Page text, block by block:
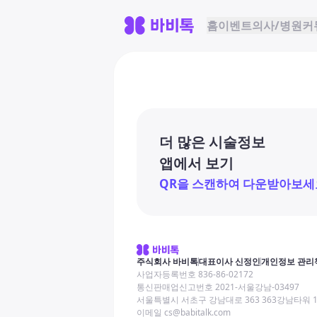
홈이벤트의사/병원커
더 많은 시술정보
앱에서 보기
QR을 스캔하여 다운받아보세
주식회사 바비톡대표이사 신정인개인정보 관리
사업자등록번호 836-86-02172
통신판매업신고번호 2021-서울강남-03497
서울특별시 서초구 강남대로 363 363강남타워
이메일 cs@babitalk.com